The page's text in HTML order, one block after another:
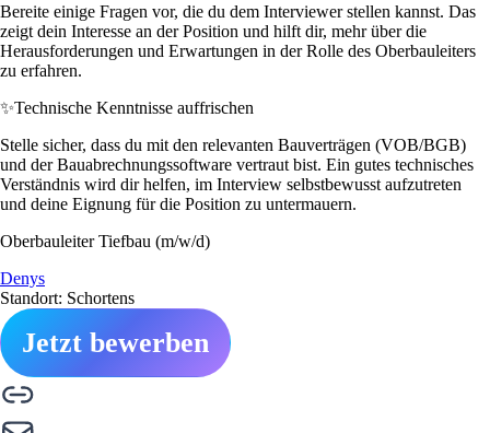
Bereite einige Fragen vor, die du dem Interviewer stellen kannst. Das
zeigt dein Interesse an der Position und hilft dir, mehr über die
Herausforderungen und Erwartungen in der Rolle des Oberbauleiters
zu erfahren.
✨Technische Kenntnisse auffrischen
Stelle sicher, dass du mit den relevanten Bauverträgen (VOB/BGB)
und der Bauabrechnungssoftware vertraut bist. Ein gutes technisches
Verständnis wird dir helfen, im Interview selbstbewusst aufzutreten
und deine Eignung für die Position zu untermauern.
Oberbauleiter Tiefbau (m/w/d)
Denys
Standort: Schortens
Jetzt bewerben